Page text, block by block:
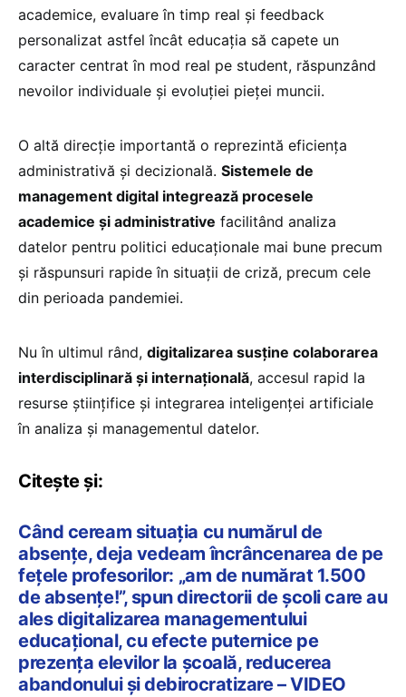
academice, evaluare în timp real și feedback
personalizat astfel încât educația să capete un
caracter centrat în mod real pe student, răspunzând
nevoilor individuale și evoluției pieței muncii.
O altă direcție importantă o reprezintă eficiența
administrativă și decizională. Sistemele de
management digital integrează procesele
academice și administrative facilitând analiza
datelor pentru politici educaționale mai bune precum
și răspunsuri rapide în situații de criză, precum cele
din perioada pandemiei.
Nu în ultimul rând, digitalizarea susține colaborarea
interdisciplinară și internațională, accesul rapid la
resurse științifice și integrarea inteligenței artificiale
în analiza și managementul datelor.
Citește și:
Când ceream situația cu numărul de
absențe, deja vedeam încrâncenarea de pe
fețele profesorilor: „am de numărat 1.500
de absențe!”, spun directorii de școli care au
ales digitalizarea managementului
educațional, cu efecte puternice pe
prezența elevilor la școală, reducerea
abandonului și debirocratizare – VIDEO